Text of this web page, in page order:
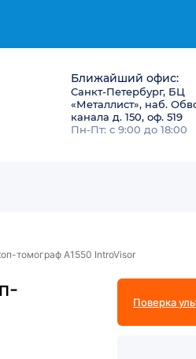
Ближайший офис:
Санкт-Петербург, БЦ
«Металлист», наб.
канала д. 150, оф. 519
Пн-Пт: с 9:00 до 18:00
томограф А1550 IntroVisor
Поверка